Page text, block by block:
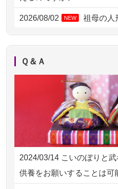
2026/08/02 09:15 神奈川の
2026/08/02 06:46 相模原の
2026/08/01 19:28
2026/08/01 17:10 東京都の
2026/08/01 11:07 さいたの
2026/07/31 17:28 栃木県の
2026/07/31 12:32 東京都の
2026/07/31 10:29 京都市の
2026/07/31 08:41 埼玉県の
2026/08/02 NEW
祖母の人
いただき安心感がある
供養の内容（
も丁寧に説...
2026/07/18つい先日も利用
た。 手続...
2026/07/18 大切にしてい
してくださ...
Ｑ＆Ａ
2024/03/14 こいのぼりと
供養をお願いすることは可